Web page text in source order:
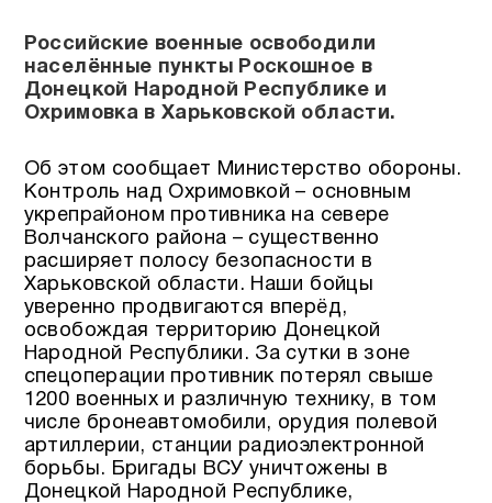
Российские военные освободили
населённые пункты Роскошное в
Донецкой Народной Республике и
Охримовка в Харьковской области.
Об этом сообщает Министерство обороны.
Контроль над Охримовкой – основным
укрепрайоном противника на севере
Волчанского района – существенно
расширяет полосу безопасности в
Харьковской области. Наши бойцы
уверенно продвигаются вперёд,
освобождая территорию Донецкой
Народной Республики. За сутки в зоне
спецоперации противник потерял свыше
1200 военных и различную технику, в том
числе бронеавтомобили, орудия полевой
артиллерии, станции радиоэлектронной
борьбы. Бригады ВСУ уничтожены в
Донецкой Народной Республике,